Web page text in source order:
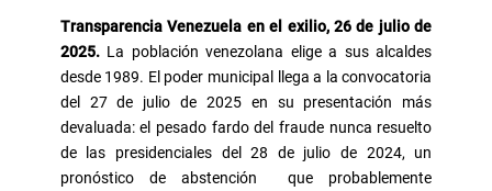
Transparencia Venezuela en el exilio, 26 de julio de
2025.La población venezolana elige a sus alcaldes
desde 1989. El poder municipal llega a la convocatoria
del 27 de julio de 2025 en su presentación más
devaluada: el pesado fardo del fraude nunca resuelto
de las presidenciales del 28 de julio de 2024, un
pronóstico de abstención que probablemente